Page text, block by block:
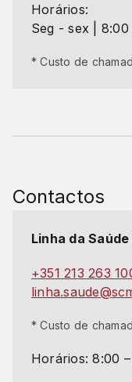
Horários:
Seg - sex | 8:00
* Custo de
Contactos
Linha da
+351 213 263
* Custo de
Horários: 8:00